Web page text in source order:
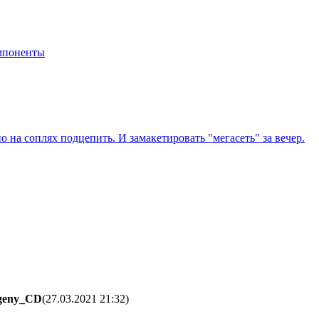
соплях подцепить. И замакетировать "мегасеть" за вечер.
(27.03.2021 21:32)